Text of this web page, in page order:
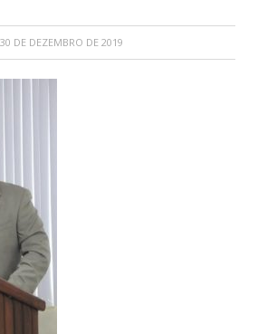
30 DE DEZEMBRO DE 2019